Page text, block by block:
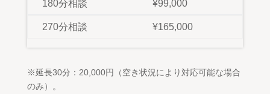
180分相談 ¥99,000
270分相談 ¥165,000
※延長30分：20,000円（空き状況により対応可能な場合
のみ）。